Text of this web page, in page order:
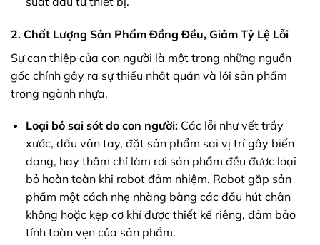
2. Chất Lượng Sản Phẩm Đồng Đều, Giảm Tỷ Lệ Lỗi
Sự can thiệp của con người là một trong những nguồn
gốc chính gây ra sự thiếu nhất quán và lỗi sản phẩm
trong ngành nhựa.
Loại bỏ sai sót do con người:Các lỗi như vết trầy
xước, dấu vân tay, đặt sản phẩm sai vị trí gây biến
dạng, hay thậm chí làm rơi sản phẩm đều được loại
bỏ hoàn toàn khi robot đảm nhiệm. Robot gắp sản
phẩm một cách nhẹ nhàng bằng các đầu hút chân
không hoặc kẹp cơ khí được thiết kế riêng, đảm bảo
tính toàn vẹn của sản phẩm.